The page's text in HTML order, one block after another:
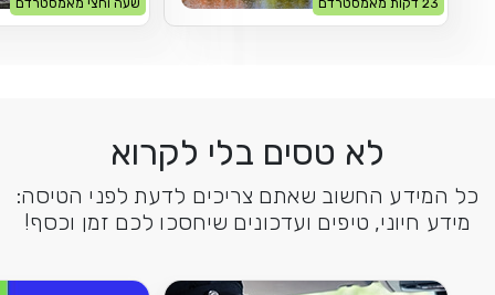
שעה וחצי מאמסטרדם
לא טסים בלי לקרוא
החשוב שאתם צריכים לדעת לפני הטיסה:
טיפים ועדכונים שיחסכו לכם זמן וכסף!